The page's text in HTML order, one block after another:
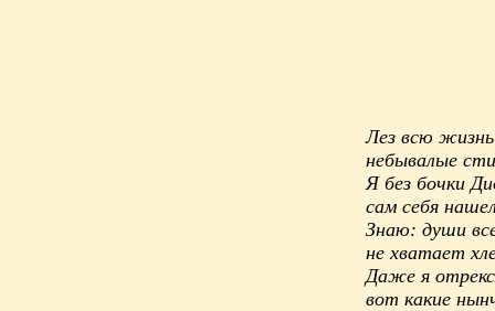
Лез всю
небывалые
Я без бочки
сам себя
Знаю: души
не хватает
Даже я
вот какие